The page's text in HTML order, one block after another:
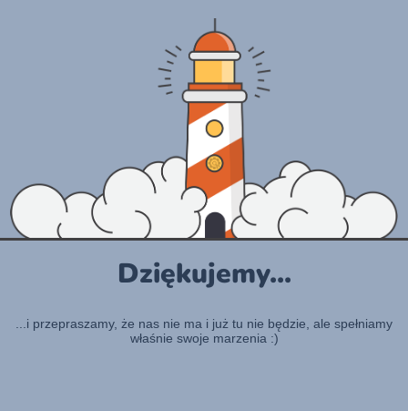
Dziękujemy...
...i przepraszamy, że nas nie ma i już tu nie będzie, ale spełniamy
właśnie swoje marzenia :)